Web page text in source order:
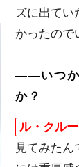
ズに出てい
かったので
――いつか
か？
ル・クル
見てみたん